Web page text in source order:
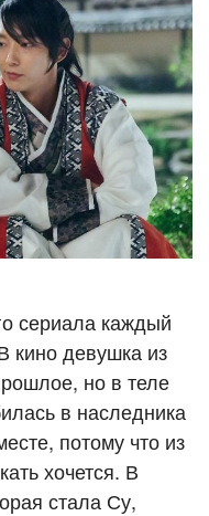
сериала каждый
кино девушка из
но в теле
в наследника
потому что из
хочется. В
стала Су,